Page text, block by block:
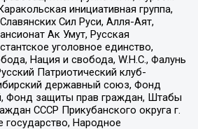
инициативная группа,
Сил Руси, Алля-Аят,
Ак Умут, Русская
уголовное единство,
Нация и свобода, W.H.С., Фалунь
Патриотический клуб-
державный союз, Фонд
Фонд защиты прав граждан, Штабы
СССР Прикубанского округа г.
Народное